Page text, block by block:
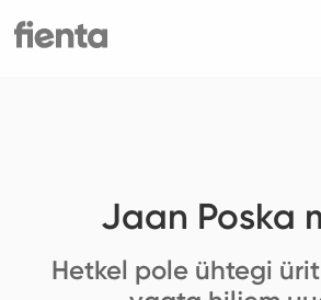
Jaan Poska
Hetkel pole ühtegi